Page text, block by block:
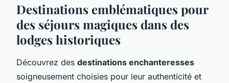
Destinations emblématiques pour
des séjours magiques dans des
lodges historiques
Découvrez des destinations enchanteresses
soigneusement choisies pour leur authenticité et